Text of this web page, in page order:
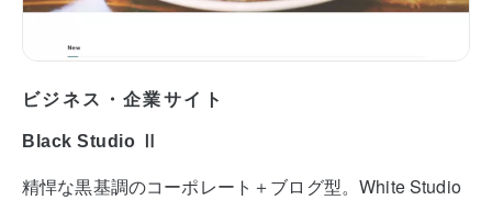
ビジネス・企業サイト
Black Studio Ⅱ
精悍な黒基調のコーポレート＋ブログ型。White Studio